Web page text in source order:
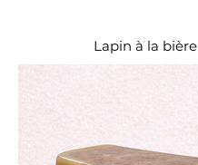
Lapin à la bière